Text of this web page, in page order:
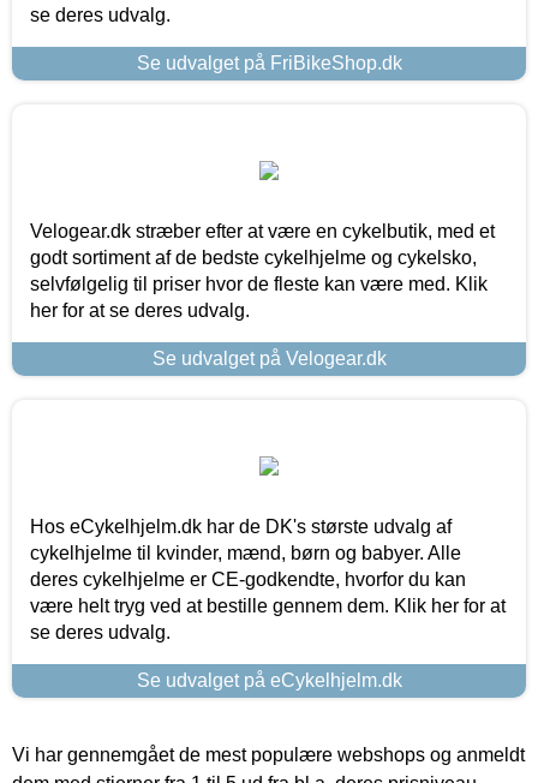
se deres udvalg.
Se udvalget på FriBikeShop.dk
Velogear.dk stræber efter at være en cykelbutik, med et
godt sortiment af de bedste cykelhjelme og cykelsko,
selvfølgelig til priser hvor de fleste kan være med. Klik
her for at se deres udvalg.
Se udvalget på Velogear.dk
Hos eCykelhjelm.dk har de DK's største udvalg af
cykelhjelme til kvinder, mænd, børn og babyer. Alle
deres cykelhjelme er CE-godkendte, hvorfor du kan
være helt tryg ved at bestille gennem dem. Klik her for at
se deres udvalg.
Se udvalget på eCykelhjelm.dk
Vi har gennemgået de mest populære webshops og anmeldt